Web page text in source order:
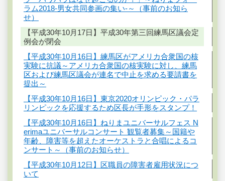
ラム2018-男女共同参画の集い-～（事前のお知ら
せ）
【平成30年10月17日】平成30年第三回練馬区議会定
例会が閉会
【平成30年10月16日】練馬区がアメリカ合衆国の核
実験に抗議～アメリカ合衆国の核実験に対し、練馬
区および練馬区議会が連名で中止を求める要請書を
提出～
【平成30年10月16日】東京2020オリンピック・パラ
リンピックを応援するため区長が手形をスタンプ！
【平成30年10月16日】ねりまユニバーサルフェス N
erimaユニバーサルコンサート 観覧者募集～国籍や
年齢、障害等を超えたオーケストラと合唱によるコ
ンサート～（事前のお知らせ）
【平成30年10月12日】区職員の障害者雇用状況につ
いて